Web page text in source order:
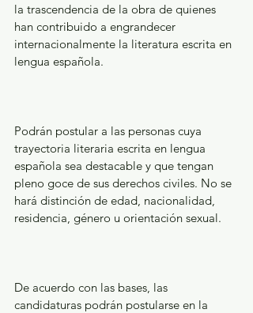
la trascendencia de la obra de quienes
han contribuido a engrandecer
internacionalmente la literatura escrita en
lengua española.
Podrán postular a las personas cuya
trayectoria literaria escrita en lengua
española sea destacable y que tengan
pleno goce de sus derechos civiles. No se
hará distinción de edad, nacionalidad,
residencia, género u orientación sexual.
De acuerdo con las bases, las
candidaturas podrán postularse en la